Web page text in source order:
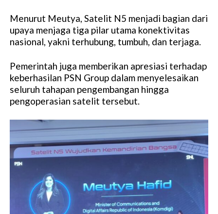
Menurut Meutya, Satelit N5 menjadi bagian dari
upaya menjaga tiga pilar utama konektivitas
nasional, yakni terhubung, tumbuh, dan terjaga.
Pemerintah juga memberikan apresiasi terhadap
keberhasilan PSN Group dalam menyelesaikan
seluruh tahapan pengembangan hingga
pengoperasian satelit tersebut.